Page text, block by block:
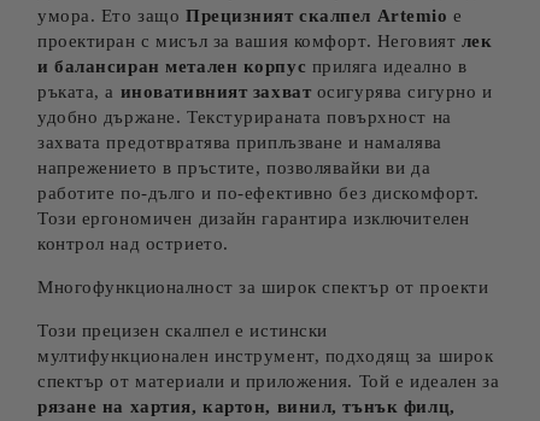
умора. Ето защо Прецизният скалпел Artemio е
проектиран с мисъл за вашия комфорт. Неговият лек
и балансиран метален корпус приляга идеално в
ръката, а иновативният захват осигурява сигурно и
удобно държане. Текстурираната повърхност на
захвата предотвратява приплъзване и намалява
напрежението в пръстите, позволявайки ви да
работите по-дълго и по-ефективно без дискомфорт.
Този ергономичен дизайн гарантира изключителен
контрол над острието.
Многофункционалност за широк спектър от проекти
Този прецизен скалпел е истински
мултифункционален инструмент, подходящ за широк
спектър от материали и приложения. Той е идеален за
рязане на хартия, картон, винил, тънък филц,